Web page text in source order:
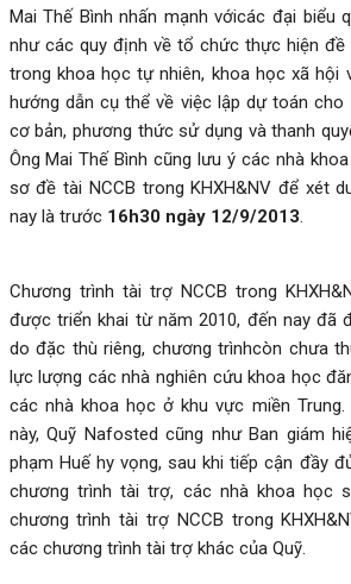
Mai Thế Bình nhấn mạnh vớicác đại biểu
như các quy định về tổ chức thực hiện đề
trong khoa học tự nhiên, khoa học xã hội
hướng dẫn cụ thể về việc lập dự toán
cơ bản, phương thức sử dụng và thanh
Ông Mai Thế Bình cũng lưu ý các nhà
sơ đề tài NCCB trong KHXH&NV để xét
nay là trước 16h30 ngày 12/9/2013.
Chương trình tài trợ NCCB trong
được triển khai từ năm 2010, đến nay đã
do đặc thù riêng, chương trìnhcòn chưa
lực lượng các nhà nghiên cứu khoa học
các nhà khoa học ở khu vực miền
này, Quỹ Nafosted cũng như Ban giám
phạm Huế hy vọng, sau khi tiếp cận đầy
chương trình tài trợ, các nhà khoa học
chương trình tài trợ NCCB trong
các chương trình tài trợ khác của Quỹ.